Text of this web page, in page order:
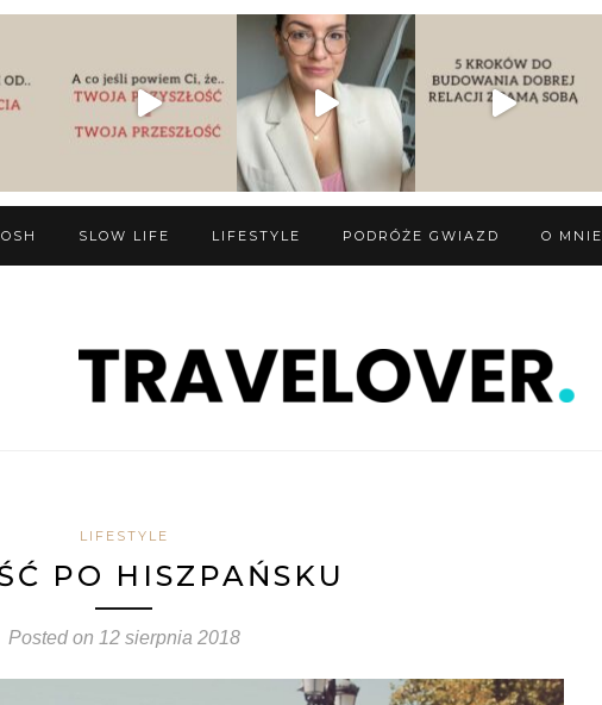
SLOW LIFE LIFESTYLE PODRÓŻE GWIAZD O MNIE
LIFESTYLE
PO HISZPAŃSKU
Posted on 12 sierpnia 2018